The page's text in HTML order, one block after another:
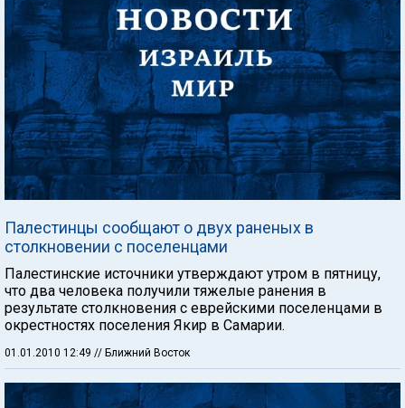
Палестинцы сообщают о двух раненых в
столкновении с поселенцами
Палестинские источники утверждают утром в пятницу,
что два человека получили тяжелые ранения в
результате столкновения с еврейскими поселенцами в
окрестностях поселения Якир в Самарии.
01.01.2010 12:49 // Ближний Восток